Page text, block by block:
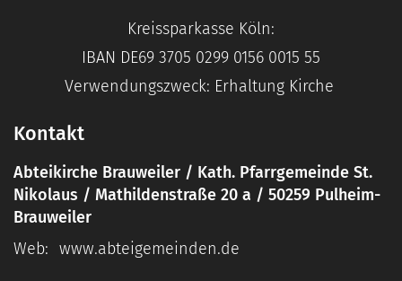
Kreissparkasse Köln:
IBAN DE69 3705 0299 0156 0015 55
Verwendungszweck: Erhaltung Kirche
Kontakt
Abteikirche Brauweiler / Kath. Pfarrgemeinde St.
Nikolaus / Mathildenstraße 20 a / 50259 Pulheim-
Brauweiler
Web: www.abteigemeinden.de